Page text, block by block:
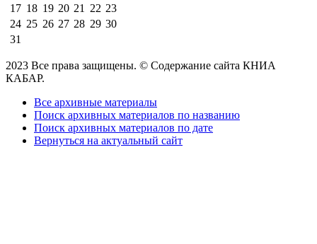
17 18 19 20 21 22 23
24 25 26 27 28 29 30
31
2023 Все права защищены. © Содержание сайта КНИА
КАБАР.
Все архивные материалы
Поиск архивных материалов по названию
Поиск архивных материалов по дате
Вернуться на актуальный сайт